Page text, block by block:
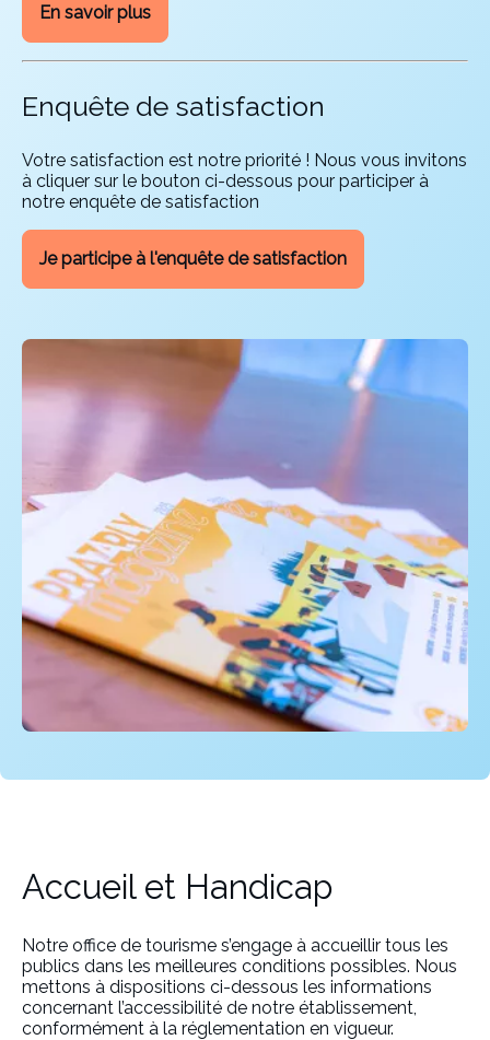
En savoir plus
Enquête de satisfaction
Votre satisfaction est notre priorité ! Nous vous invitons
à cliquer sur le bouton ci-dessous pour participer à
notre enquête de satisfaction
Je participe à l'enquête de satisfaction
Accueil et Handicap
Notre office de tourisme s’engage à accueillir tous les
publics dans les meilleures conditions possibles. Nous
mettons à dispositions ci-dessous les informations
concernant l’accessibilité de notre établissement,
conformément à la réglementation en vigueur.